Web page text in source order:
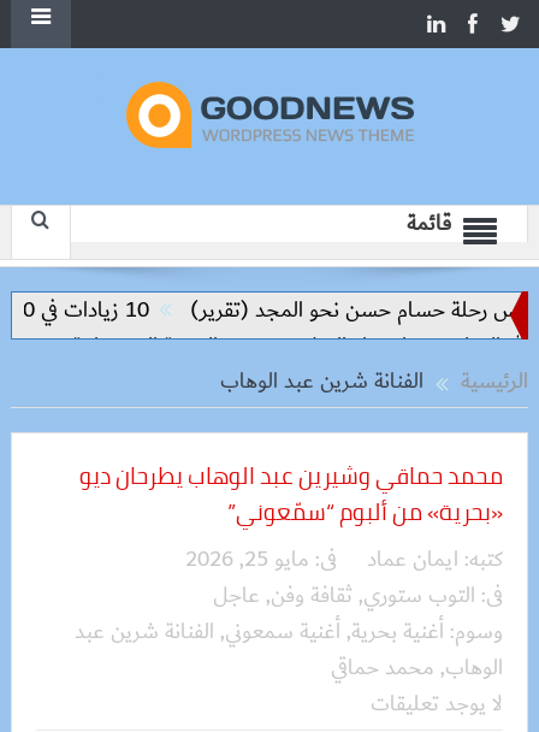
قائمة
رحلة حسام حسن نحو المجد (تقرير)
10 زيادات في 10 سنوات.. هل حان الوقت لرفع دعم البنزين نهائيا؟
مفتاح بناء السلام وتحقيق التنمية المستدامة
الرئيسية
الفنانة شرين عبد الوهاب
محمد حماقي وشيرين عبد الوهاب يطرحان ديو
«بحرية» من ألبوم “سمّعوني”
كتبه: ايمان عماد فى: مايو 25, 2026
فى: التوب ستوري, ثقافة وفن, عاجل
وسوم:أغنية بحرية,أغنية سمعوني, الفنانة شرين عبد
الوهاب, محمد حماقي
لا يوجد تعليقات